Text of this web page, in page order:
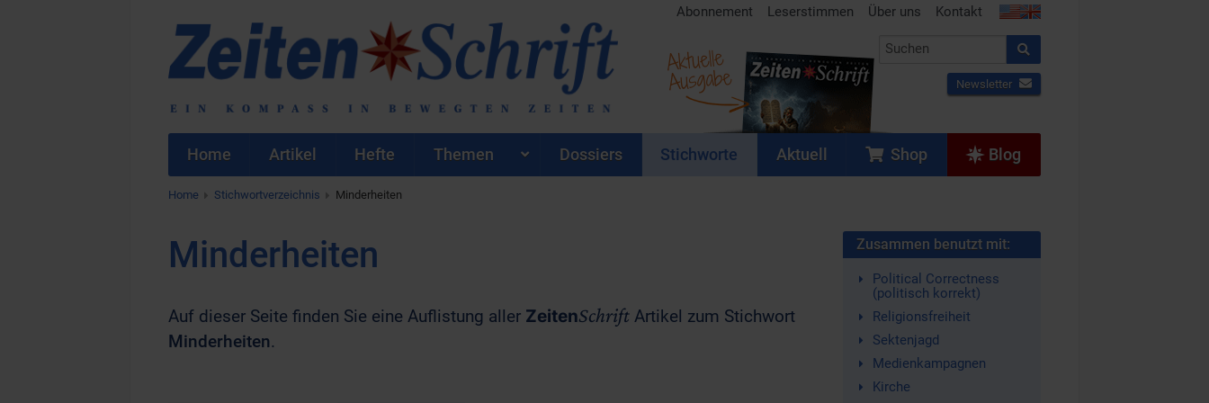
Abonnement Leserstimmen Über uns Kontakt
Newsletter
Aktuelle
Ausgabe
Home Artikel Hefte Themen Dossiers Stichworte Aktuell Shop Blog
Home Stichwortverzeichnis Minderheiten
Minderheiten
Auf dieser Seite finden Sie eine Auflistung aller ZeitenSchrift Artikel zum Stichwort
Minderheiten.
Zusammen benutzt mit:
Political Correctness
(politisch korrekt)
Religionsfreiheit
Sektenjagd
Medienkampagnen
Kirche